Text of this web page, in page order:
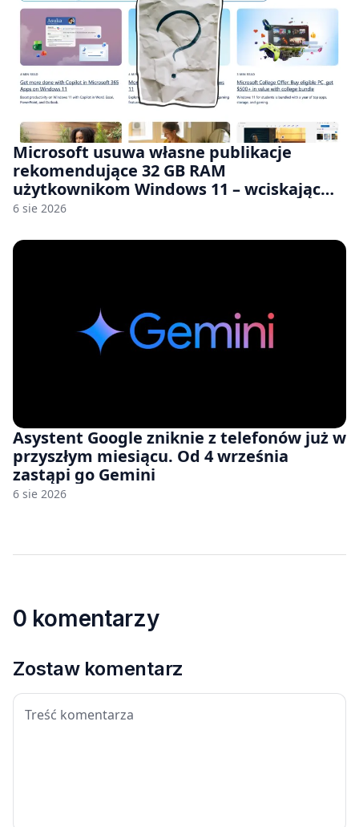
Microsoft usuwa własne publikacje
rekomendujące 32 GB RAM
użytkownikom Windows 11 – wciskając
nam przy tym komputery z 8 GB RAM po
6 sie 2026
Asystent Google zniknie z telefonów już w
przyszłym miesiącu. Od 4 września
zastąpi go Gemini
6 sie 2026
0 komentarzy
Zostaw komentarz